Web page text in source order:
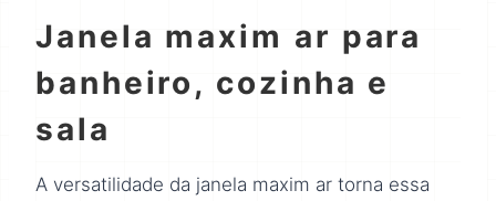
Janela maxim ar para
banheiro, cozinha e
sala
A versatilidade da janela maxim ar torna essa